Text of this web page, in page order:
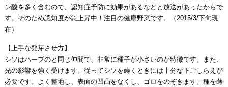
ン酸を多く含むので、認知症予防に効果があるなどと放送があったからで
す。そのため認知度が急上昇中！注目の健康野菜です。（2015/3/下旬現
在）
【上手な発芽させ方】
シソはハーブのと同じ仲間で、非常に種子が小さいのが特徴です。また、
光の影響を強く受けます。従ってシソを蒔くときには十分な下ごしらえが
必要です。よく整地し、表面の凹凸をなくし、ゴロをのぞきます。種を蒔